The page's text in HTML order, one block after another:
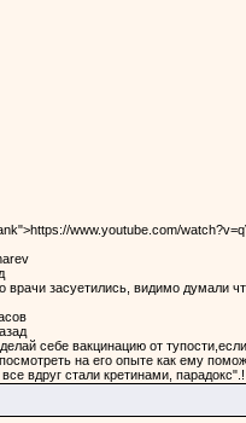
www.youtube.com/
врачи засуетились, видимо думали
себе вакцинацию от
на его опыте как ему
вдруг стали кретинами,